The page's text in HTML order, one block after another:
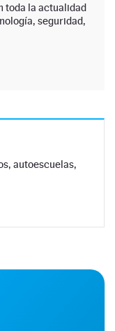
toda la actualidad
seguridad,
autoescuelas,